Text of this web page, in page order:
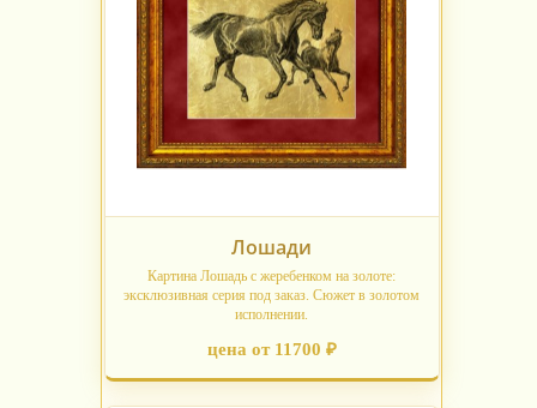
Лошади
Картина Лошадь с жеребенком на золоте:
эксклюзивная серия под заказ. Сюжет в золотом
исполнении.
цена от 11700 ₽